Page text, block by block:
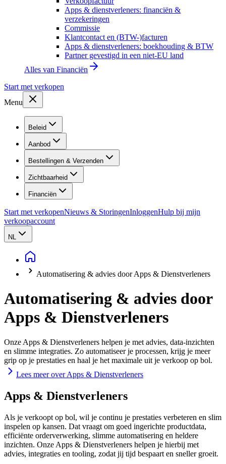
Apps & dienstverleners: financiën &
verzekeringen
Commissie
Klantcontact en (BTW-)facturen
Apps & dienstverleners: boekhouding & BTW
Partner gevestigd in een niet-EU land
Alles van Financiën
Start met verkopen
Menu
Beleid
Aanbod
Bestellingen & Verzenden
Zichtbaarheid
Financiën
Start met verkopenNieuws & StoringenInloggenHulp bij mijn
verkoopaccount
NL
Automatisering & advies door Apps & Dienstverleners
Automatisering & advies door
Apps & Dienstverleners
Onze Apps & Dienstverleners helpen je met advies, data-inzichten
en slimme integraties. Zo automatiseer je processen, krijg je meer
grip op je prestaties en haal je het maximale uit je verkoop op bol.
Lees meer over Apps & Dienstverleners
Apps & Dienstverleners
Als je verkoopt op bol, wil je continu je prestaties verbeteren en slim
inspelen op kansen. Dat vraagt om goed ingerichte productdata,
efficiënte orderverwerking, slimme automatisering en heldere
inzichten. Onze Apps & Dienstverleners helpen je hierbij met
advies, integraties en tooling, zodat jij tijd bespaart en sneller groeit.